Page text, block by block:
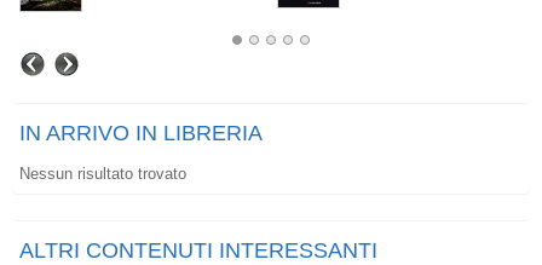
IN ARRIVO IN LIBRERIA
Nessun risultato trovato
ALTRI CONTENUTI INTERESSANTI